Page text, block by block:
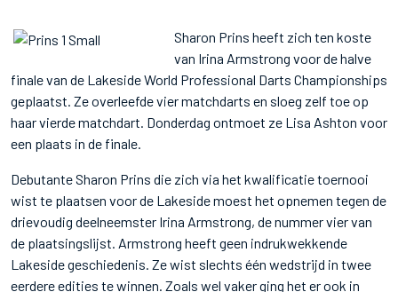
Sharon Prins heeft zich ten koste
van Irina Armstrong voor de halve
finale van de Lakeside World Professional Darts Championships
geplaatst. Ze overleefde vier matchdarts en sloeg zelf toe op
haar vierde matchdart. Donderdag ontmoet ze Lisa Ashton voor
een plaats in de finale.
Debutante Sharon Prins die zich via het kwalificatie toernooi
wist te plaatsen voor de Lakeside moest het opnemen tegen de
drievoudig deelneemster Irina Armstrong, de nummer vier van
de plaatsingslijst. Armstrong heeft geen indrukwekkende
Lakeside geschiedenis. Ze wist slechts één wedstrijd in twee
eerdere edities te winnen. Zoals wel vaker ging het er ook in